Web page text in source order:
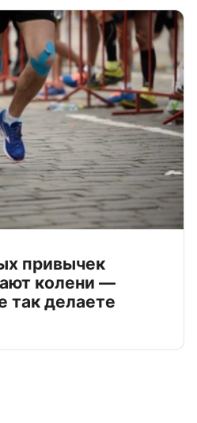
привычек
колени —
так делаете